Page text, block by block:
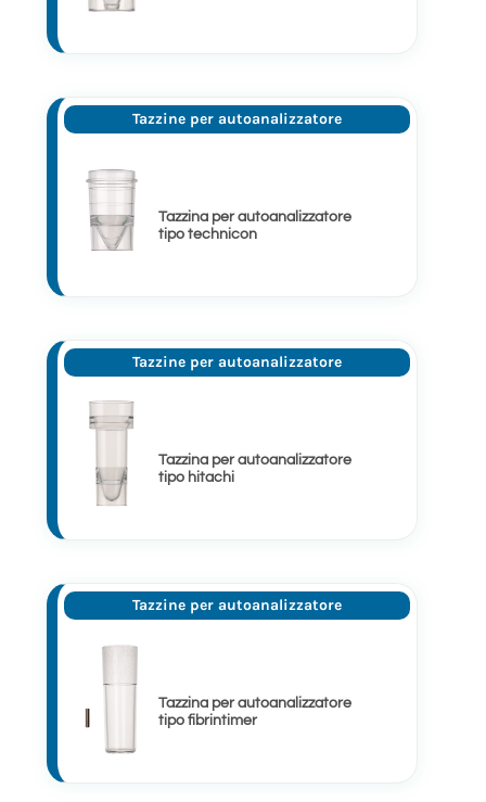
Tazzine per autoanalizzatore
Tazzina per autoanalizzatore
tipo technicon
Tazzine per autoanalizzatore
Tazzina per autoanalizzatore
tipo hitachi
Tazzine per autoanalizzatore
Tazzina per autoanalizzatore
tipo fibrintimer